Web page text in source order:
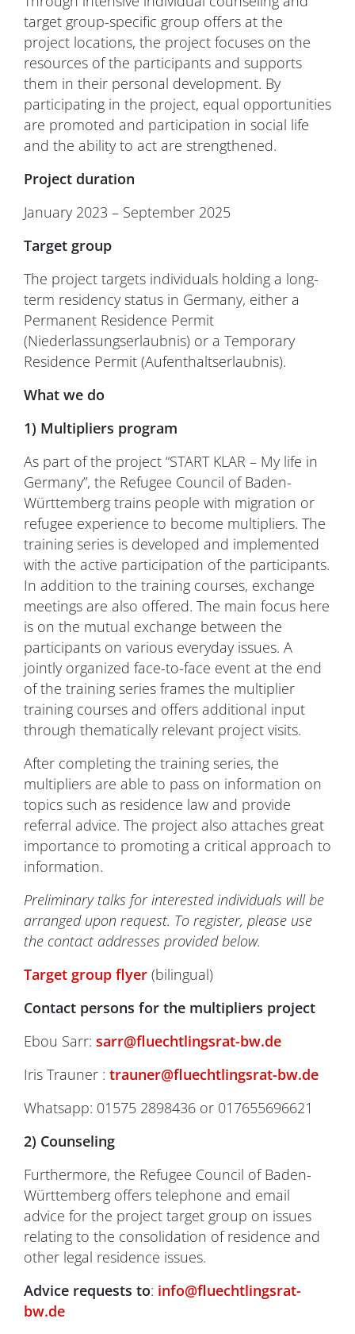
target group-specific group offers at the
project locations, the project focuses on the
resources of the participants and supports
them in their personal development. By
participating in the project, equal opportunities
are promoted and participation in social life
and the ability to act are strengthened.
Project duration
January 2023 – September 2025
Target group
The project targets individuals holding a long-
term residency status in Germany, either a
Permanent Residence Permit
(Niederlassungserlaubnis) or a Temporary
Residence Permit (Aufenthaltserlaubnis).
What we do
1) Multipliers program
As part of the project “START KLAR – My life in
Germany”, the Refugee Council of Baden-
Württemberg trains people with migration or
refugee experience to become multipliers. The
training series is developed and implemented
with the active participation of the participants.
In addition to the training courses, exchange
meetings are also offered. The main focus here
is on the mutual exchange between the
participants on various everyday issues. A
jointly organized face-to-face event at the end
of the training series frames the multiplier
training courses and offers additional input
through thematically relevant project visits.
After completing the training series, the
multipliers are able to pass on information on
topics such as residence law and provide
referral advice. The project also attaches great
importance to promoting a critical approach to
information.
Preliminary talks for interested individuals will be
arranged upon request. To register, please use
the contact addresses provided below.
Target group flyer (bilingual)
Contact persons for the multipliers project
Ebou Sarr: sarr@fluechtlingsrat-bw.de
Iris Trauner : trauner@fluechtlingsrat-bw.de
Whatsapp: 01575 2898436 or 017655696621
2) Counseling
Furthermore, the Refugee Council of Baden-
Württemberg offers telephone and email
advice for the project target group on issues
relating to the consolidation of residence and
other legal residence issues.
Advice requests to: info@fluechtlingsrat-
bw.de